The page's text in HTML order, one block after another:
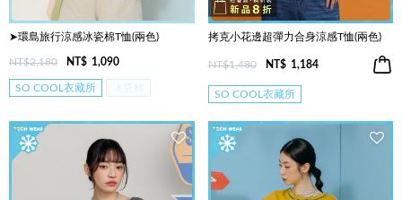
➤環島旅行涼感冰瓷棉T恤(兩色)
NT$2,180 NT$ 1,090
SO COOL衣藏所 冰瓷棉
拷克小花邊超彈力合身涼感T恤(兩色)
NT$1,480 NT$ 1,184
SO COOL衣藏所